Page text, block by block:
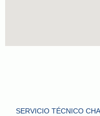
SERVICIO TÉCNICO